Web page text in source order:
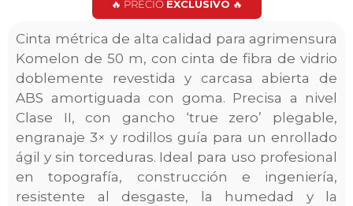
🔥 PRECIO EXCLUSIVO 🔥
Cinta métrica de alta calidad para agrimensura
Komelon de 50 m, con cinta de fibra de vidrio
doblemente revestida y carcasa abierta de
ABS amortiguada con goma. Precisa a nivel
Clase II, con gancho ‘true zero’ plegable,
engranaje 3× y rodillos guía para un enrollado
ágil y sin torceduras. Ideal para uso profesional
en topografía, construcción e ingeniería,
resistente al desgaste, la humedad y la